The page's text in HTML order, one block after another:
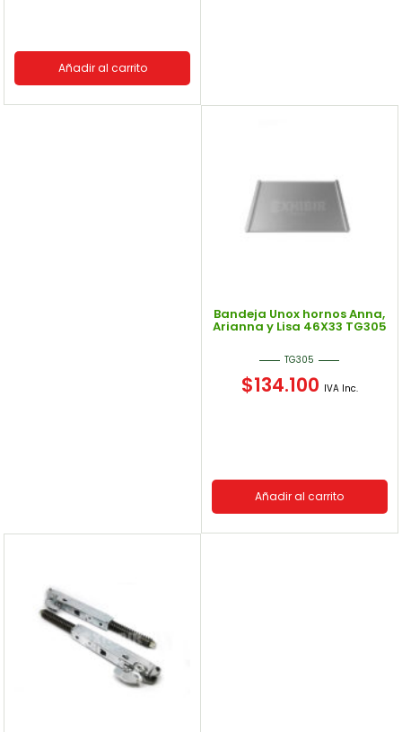
Añadir al carrito
Bandeja Unox hornos Anna,
Arianna y Lisa 46X33 TG305
TG305
$134.100 IVA Inc.
Añadir al carrito